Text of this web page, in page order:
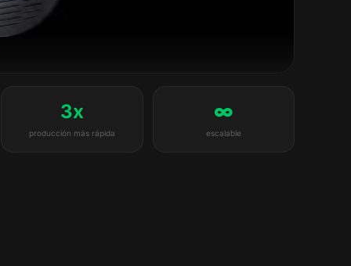
3x
producción más rápida
∞
escalable